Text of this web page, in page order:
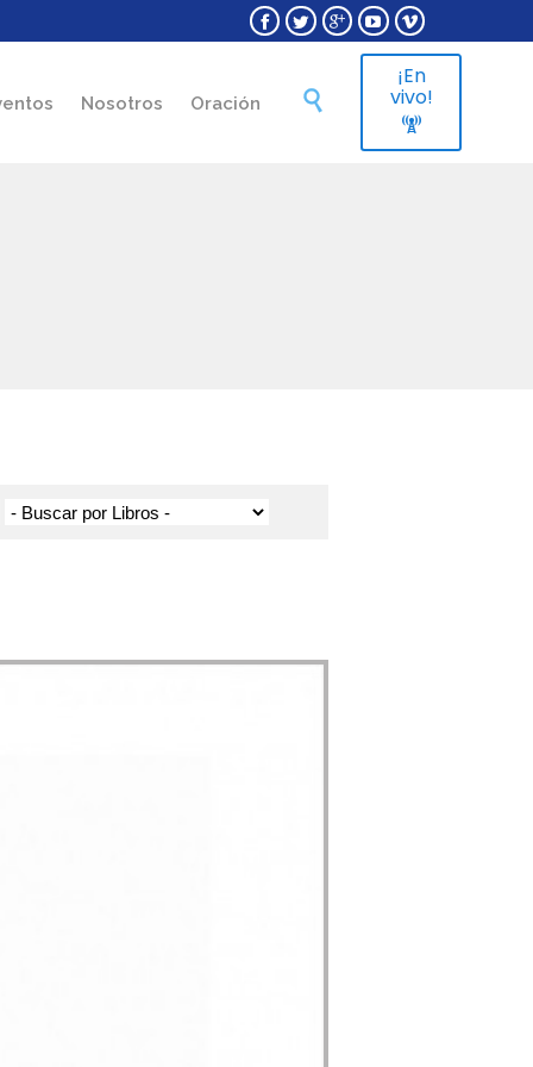
    
Skip
Nosotros Oración 
¡En
vivo!
